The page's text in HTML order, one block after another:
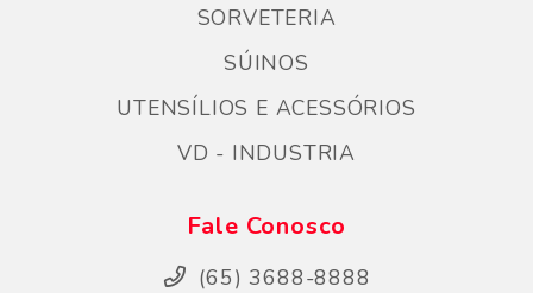
SORVETERIA
SÚINOS
UTENSÍLIOS E ACESSÓRIOS
VD - INDUSTRIA
Fale Conosco
(65) 3688-8888